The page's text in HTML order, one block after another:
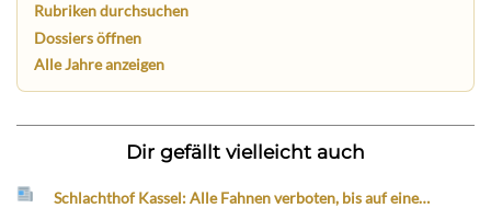
Rubriken durchsuchen
Dossiers öffnen
Alle Jahre anzeigen
Dir gefällt vielleicht auch
Schlachthof Kassel: Alle Fahnen verboten, bis auf eine…